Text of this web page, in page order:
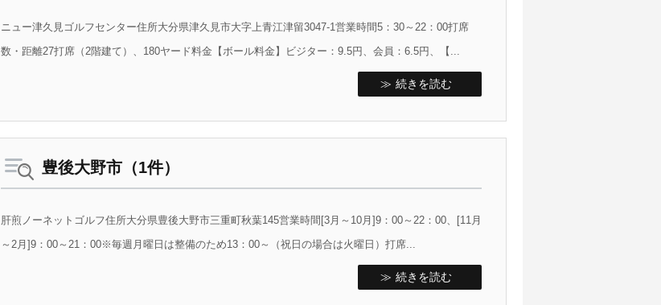
ニュー津久見ゴルフセンター住所大分県津久見市大字上青江津留3047-1営業時間5：30～22：00打席
数・距離27打席（2階建て）、180ヤード料金【ボール料金】ビジター：9.5円、会員：6.5円、【...
続きを読む
豊後大野市（1件）
肝煎ノーネットゴルフ住所大分県豊後大野市三重町秋葉145営業時間[3月～10月]9：00～22：00、[11月
～2月]9：00～21：00※毎週月曜日は整備のため13：00～（祝日の場合は火曜日）打席...
続きを読む